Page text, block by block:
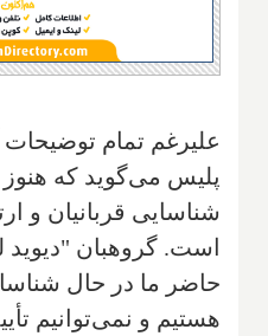
علیرغم تمام توضیحات
پلیس می‌گوید که
شناسایی قربانیان و
است. گروهبان
حاضر ما در حال
هستیم و نمی‌توانیم